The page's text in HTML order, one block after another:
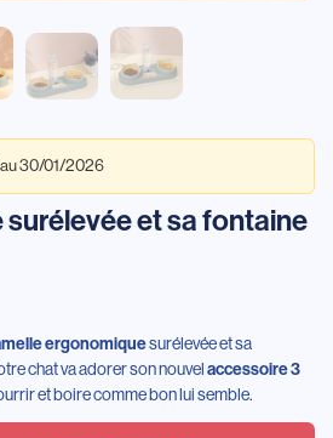
30/01/2026
surélevée et sa fontaine
ergonomiquesurélevée et sa
chat va adorer son nouvelaccessoire 3
et boire comme bon lui semble.